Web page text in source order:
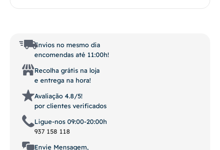
Envios no mesmo dia
encomendas até 11:00h!
Recolha grátis na loja
e entrega na hora!
Avaliação 4.8/5!
por clientes verificados
Ligue-nos 09:00-20:00h
937 158 118
Envie Mensagem,